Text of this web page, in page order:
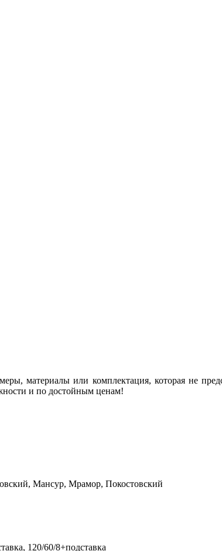
материалы или комплектация, которая не
и по достойным ценам!
Мансур, Мрамор, Покостовский
120/60/8+подставка